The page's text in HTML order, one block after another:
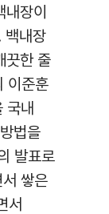
장이
백내장
끗한 줄
이준훈
국내
법을
발표로
쌓은
서